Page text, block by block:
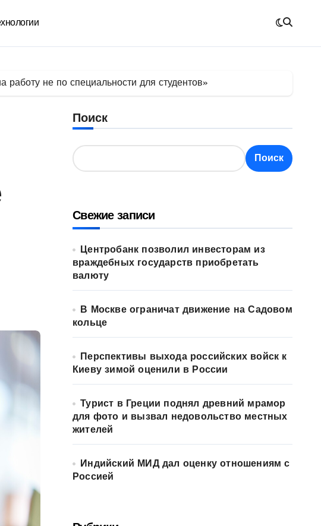
работу не по специальности для студентов»
Поиск
Поиск
Свежие записи
Центробанк позволил инвесторам из
враждебных государств приобретать
валюту
В Москве ограничат движение на Садовом
кольце
Перспективы выхода российских войск к
Киеву зимой оценили в России
Турист в Греции поднял древний мрамор
для фото и вызвал недовольство местных
жителей
Индийский МИД дал оценку отношениям с
Россией